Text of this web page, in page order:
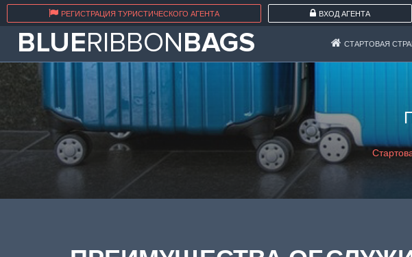
РЕГИСТРАЦИЯ ТУРИСТИЧЕСКОГО АГЕНТА ВХОД АГЕНТА
BLUERIBBONBAGS СТАРТОВАЯ